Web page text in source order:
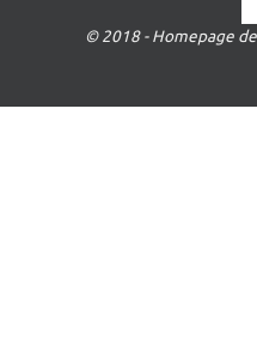
© 2018 - Homepage